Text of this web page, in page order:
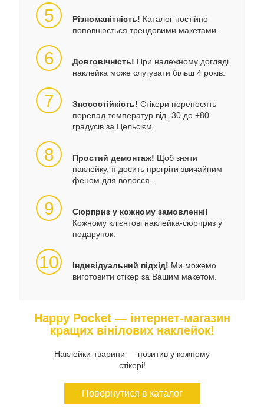
5 Різноманітність! Каталог постійно
поповнюється трендовими макетами.
6 Довговічність! При належному догляді
наклейка може слугувати більш 4 років.
7 Зносостійкість! Стікери переносять
перепад температур від -30 до +80
градусів за Цельсієм.
8 Простий демонтаж! Щоб зняти
наклейку, її досить прогріти звичайним
феном для волосся.
9
Сюрприз у кожному замовленні!
Кожному клієнтові наклейка-сюрприз у
подарунок.
10 Індивідуальний підхід! Ми можемо
виготовити стікер за Вашим макетом.
Happy Pocket — інтернет-магазин
кращих вінілових наклейок!
Наклейки-тварини — позитив у кожному
стікері!
Повернутися в каталог